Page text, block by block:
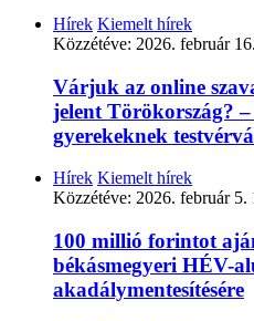
Hírek Kiemelt hírek
Közzétéve: 2026. február
Várjuk az online
jelent Törökország?
gyerekeknek
Hírek Kiemelt hírek
Közzétéve: 2026. február 5.
100 millió forintot
békásmegyeri HÉV-
akadálymentesítésére